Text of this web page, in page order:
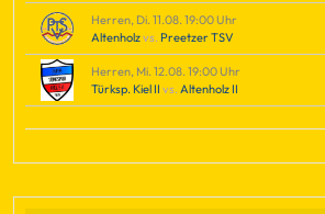
Herren, Di. 11.08. 19:00 Uhr
Altenholzvs. Preetzer TSV
Herren, Mi. 12.08. 19:00 Uhr
Türksp. Kiel II vs.Altenholz II